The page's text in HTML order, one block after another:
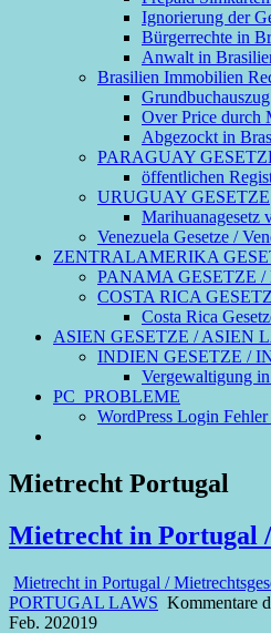
Ignorierung der
Bürgerrechte in
Anwalt in
Brasilien Immobilien
Over Price durch
Abgezockt in
PARAGUAY
öffentlichen
URUGUAY GESETZE
Marihuanagesetz
Venezuela Gesetze /
ZENTRALAMERIKA
PANAMA GESETZE
COSTA RICA
Costa Rica
ASIEN GESETZE / ASIEN
INDIEN GESETZE /
Vergewaltigung
PC_PROBLEME
WordPress Login
Mietrecht Portugal
Mietrecht in Portugal
Mietrecht in Portugal /
PORTUGAL LAWS Kommentare
Feb. 202019